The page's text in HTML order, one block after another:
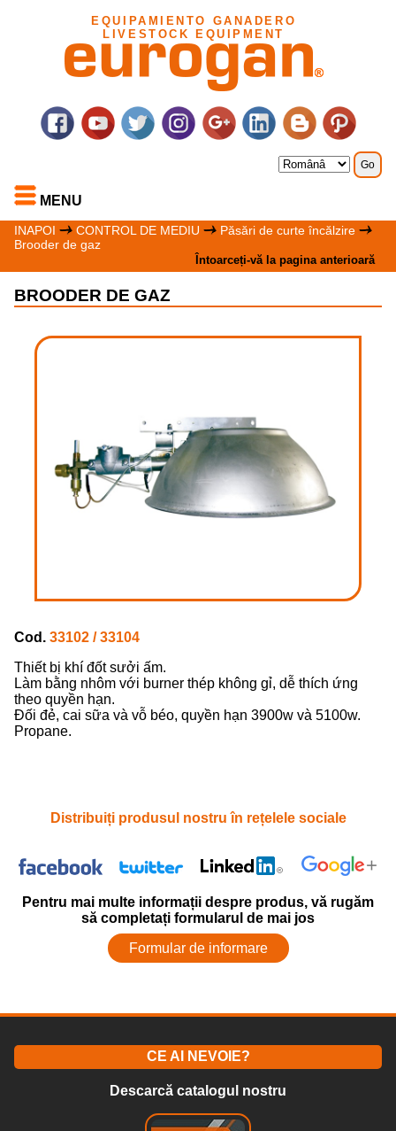
EQUIPAMIENTO GANADERO
LIVESTOCK EQUIPMENT
MENU
INAPOI CONTROL DE MEDIU
Păsări de curte încălzire
Brooder de gaz
Întoarceți-vă la pagina anterioară
BROODER DE GAZ
Cod. 33102 / 33104
Thiết bị khí đốt sưởi ấm.
Làm bằng nhôm với burner thép không gỉ, dễ thích ứng
theo quyền hạn.
Đối đẻ, cai sữa và vỗ béo, quyền hạn 3900w và 5100w.
Propane.
Distribuiți produsul nostru în rețelele sociale
Pentru mai multe informații despre produs, vă rugăm
să completați formularul de mai jos
Formular de informare
CE AI NEVOIE?
Descarcă catalogul nostru